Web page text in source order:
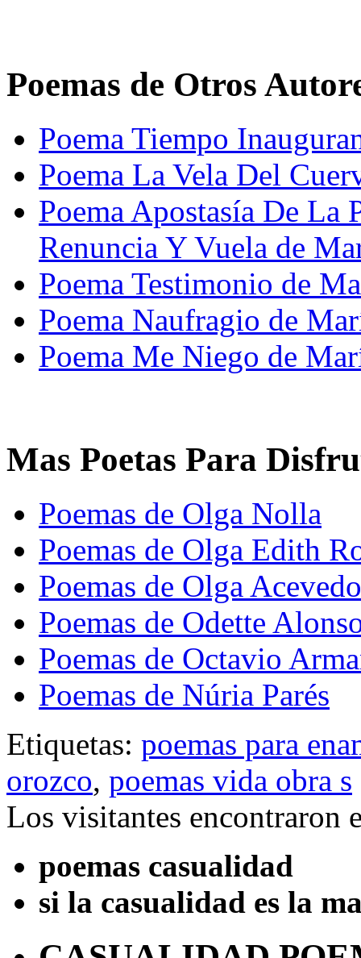
Poemas de Otros
Poema Tiempo
Poema La Vela Del
Poema Apostasía De
Renuncia Y Vuela de
Poema Testimonio de
Poema Naufragio de
Poema Me Niego de
Mas Poetas Para
Poemas de Olga Nolla
Poemas de Olga Edith
Poemas de Olga Acevedo
Poemas de Odette
Poemas de Octavio
Poemas de Núria Parés
Etiquetas: poemas para
orozco, poemas vida obra s
Los visitantes encontraron
poemas casualidad
si la casualidad es la